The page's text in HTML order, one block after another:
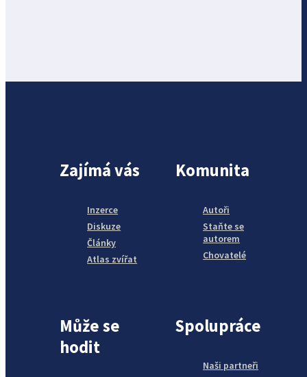
Zajímá vás
Inzerce
Diskuze
Články
Atlas zvířat
Komunita
Autoři
Staňte se
autorem
Chovatelé
Může se
hodit
Spolupráce
Naši partneři